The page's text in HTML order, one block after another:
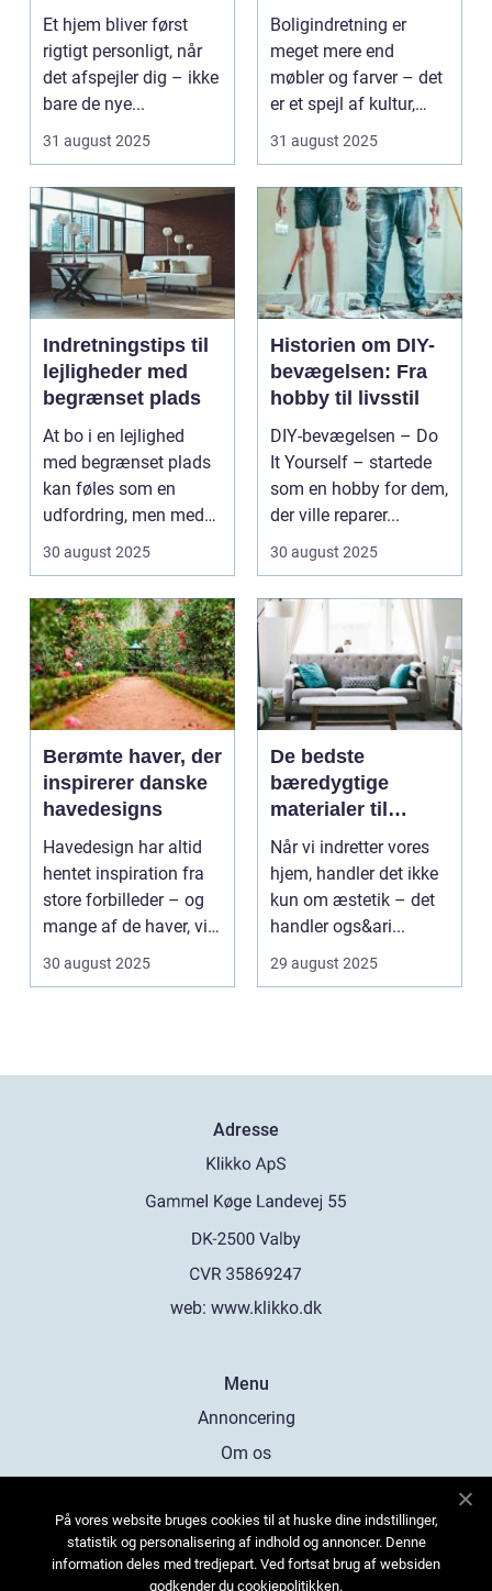
vintage
Et hjem bliver først
rigtigt personligt, når
det afspejler dig – ikke
bare de nye...
31 august 2025
Boligindretning er
meget mere end
møbler og farver – det
er et spejl af kultur,
traditi...
31 august 2025
Indretningstips til
lejligheder med
begrænset plads
At bo i en lejlighed
med begrænset plads
kan føles som en
udfordring, men med
de rette ...
30 august 2025
Historien om DIY-
bevægelsen: Fra
hobby til livsstil
DIY-bevægelsen – Do
It Yourself – startede
som en hobby for dem,
der ville reparer...
30 august 2025
Berømte haver, der
inspirerer danske
havedesigns
Havedesign har altid
hentet inspiration fra
store forbilleder – og
mange af de haver, vi
kende...
30 august 2025
De bedste
bæredygtige
materialer til
boligindretning
Når vi indretter vores
hjem, handler det ikke
kun om æstetik – det
handler ogs&ari...
29 august 2025
Adresse
web: www.klikko.dk
Menu
Annoncering
Om os
Kontakt os
Sitemap
På vores website bruges cookies til at huske dine indstillinger,
statistik og personalisering af indhold og annoncer. Denne
information deles med tredjepart. Ved fortsat brug af websiden
godkender du cookiepolitikken.